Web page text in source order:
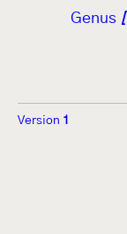
Genus
Version 1